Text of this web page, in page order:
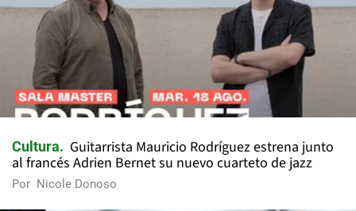
Cultura
Guitarrista Mauricio Rodríguez estrena junto
al francés Adrien Bernet su nuevo cuarteto de jazz
Por Nicole Donoso